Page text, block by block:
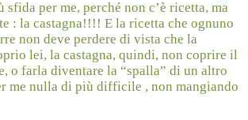
sfida per me, perché non c’è ricetta, ma
: la castagna!!!! E la ricetta che ognuno
non deve perdere di vista che la
lei, la castagna, quindi, non coprire il
o farla diventare la “spalla” di un altro
me nulla di più difficile , non mangiando